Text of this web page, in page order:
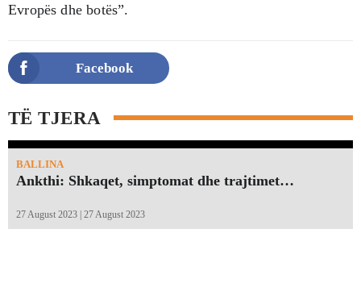
Evropës dhe botës”.
Facebook
TË TJERA
BALLINA
Ankthi: Shkaqet, simptomat dhe trajtimet…
27 August 2023 | 27 August 2023